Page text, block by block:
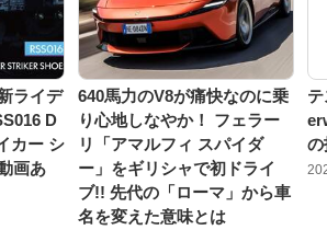
ライデ
D
カー シ
画あ
640馬力のV8が痛快なのに乗
り心地しなやか！ フェラー
リ「アマルフィ スパイダ
ー」をギリシャで初ドライ
ブ!! 先代の「ローマ」から車
名を変えた意味とは
の